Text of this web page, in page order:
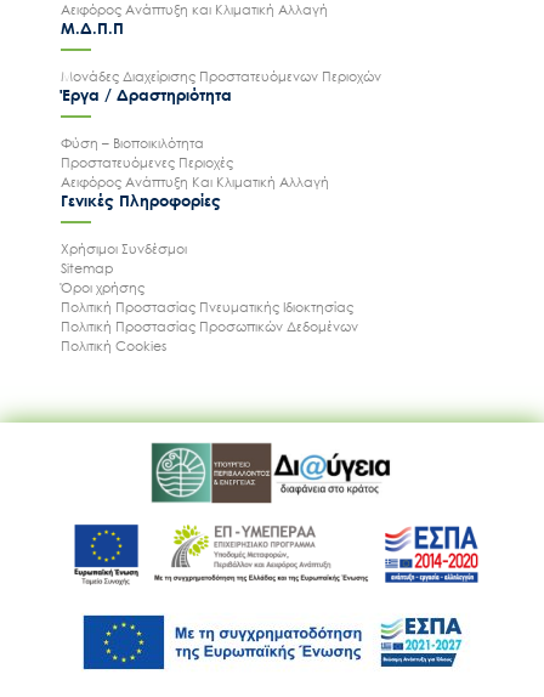
Ακολουθήστε μας
Αειφόρος Ανάπτυξη και Κλιματική Αλλαγή
Μ.Δ.Π.Π
Μονάδες Διαχείρισης Προστατευόμενων Περιοχών
Έργα / Δραστηριότητα
Φύση – Βιοποικιλότητα
Προστατευόμενες Περιοχές
Αειφόρος Ανάπτυξη Και Κλιματική Αλλαγή
Γενικές Πληροφορίες
Χρήσιμοι Συνδέσμοι
Sitemap
Όροι χρήσης
Πολιτική Προστασίας Πνευματικής Ιδιοκτησίας
Πολιτική Προστασίας Προσωπικών Δεδομένων
Πολιτική Cookies